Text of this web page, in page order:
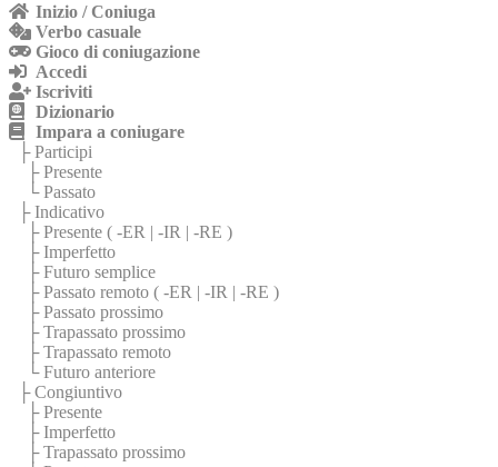
Inizio / Coniuga
Verbo casuale
Gioco di coniugazione
Accedi
Iscriviti
Dizionario
Impara a coniugare
├ Participi
├ Presente
└ Passato
├ Indicativo
├ Presente ( -ER | -IR | -RE )
├ Imperfetto
├ Futuro semplice
├ Passato remoto ( -ER | -IR | -RE )
├ Passato prossimo
├ Trapassato prossimo
├ Trapassato remoto
└ Futuro anteriore
├ Congiuntivo
├ Presente
├ Imperfetto
├ Trapassato prossimo